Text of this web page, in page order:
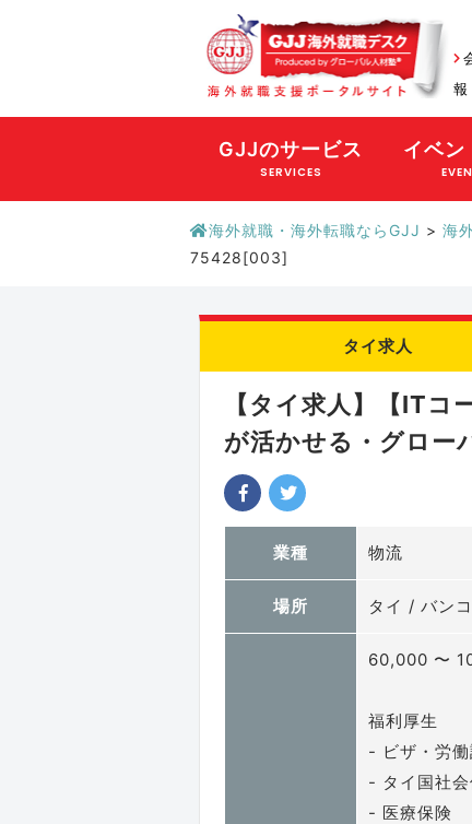
報
GJJのサービス
SERVICES
イベン
海外就職・海外転職ならGJJ > 海
75428[003]
タイ求人
【タイ求人】【ITコ
が活かせる・グロ
業種 物流
場所 タイ / バン
60,000 〜
福利厚生
- ビザ・労
- タイ国社
- 医療保険